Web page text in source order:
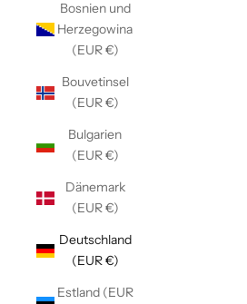
Bosnien und
Herzegowina
(EUR €)
Bouvetinsel
(EUR €)
Bulgarien
(EUR €)
Dänemark
(EUR €)
Deutschland
(EUR €)
Estland (EUR